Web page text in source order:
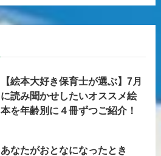
【絵本大好き保育士が選ぶ】7月
に読み聞かせしたいオススメ絵
本を年齢別に４冊ずつご紹介！
あなたがおとなになったとき